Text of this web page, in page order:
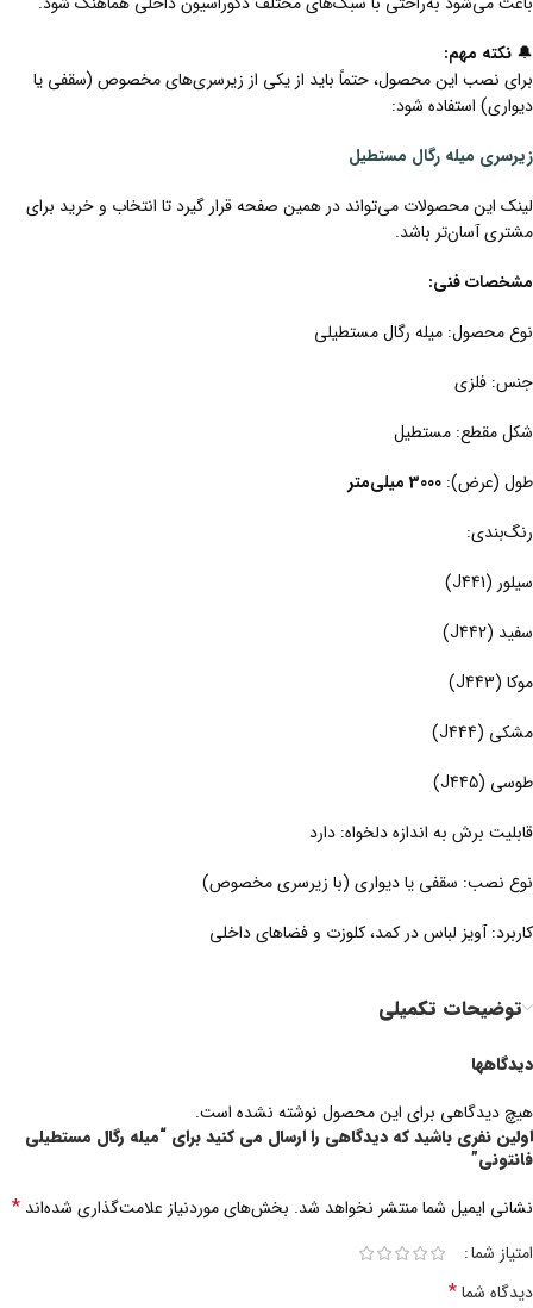
🔔 نکته مهم:
برای نصب این محصول، حتماً باید از یکی از زیرسری‌های مخصوص (سقفی یا
دیواری) استفاده شود:
زیرسری میله رگال مستطیل
لینک این محصولات می‌تواند در همین صفحه قرار گیرد تا انتخاب و خرید برای
مشتری آسان‌تر باشد.
مشخصات فنی:
نوع محصول: میله رگال مستطیلی
جنس: فلزی
شکل مقطع: مستطیل
طول (عرض): 3000 میلی‌متر
رنگ‌بندی:
سیلور (J441)
سفید (J442)
موکا (J443)
مشکی (J444)
طوسی (J445)
قابلیت برش به اندازه دلخواه: دارد
نوع نصب: سقفی یا دیواری (با زیرسری مخصوص)
کاربرد: آویز لباس در کمد، کلوزت و فضاهای داخلی
توضیحات تکمیلی
دیدگاهها
هیچ دیدگاهی برای این محصول نوشته نشده است.
اولین نفری باشید که دیدگاهی را ارسال می کنید برای “میله رگال مستطیلی
فانتونی”
نشانی ایمیل شما منتشر نخواهد شد. بخش‌های موردنیاز علامت‌گذاری شده‌اند *
امتیاز شما
دیدگاه شما*